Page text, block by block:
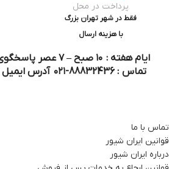
پرداخت در محل
فقط در شهر تهران بزرگ
با هزینه ارسال
ایام هفته : ۱۰ صبح
تماس : 88832436-۰۲۱ آدرس ایمیل : info@iranshaver.ir
تماس با ما
قوانین ایران شیور
درباره ایران شیور